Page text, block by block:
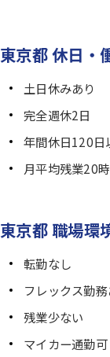
東京都 休日・
土日休みあり
完全週休2日
年間休日120日
月平均残業20
東京都 職場環
転勤なし
フレックス勤務
残業少ない
マイカー通勤可